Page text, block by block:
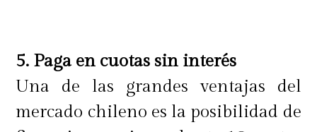
5. Paga en cuotas sin interés
Una de las grandes ventajas del
mercado chileno es la posibilidad de